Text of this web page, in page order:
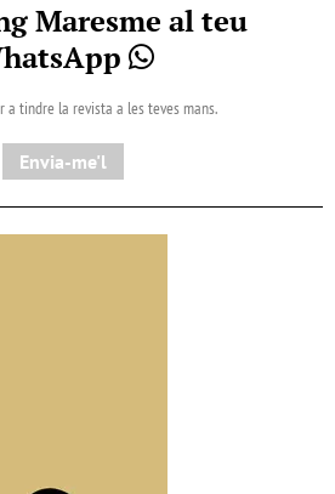
Maresme al teu
a tindre la revista a les teves mans.
Envia-me'l